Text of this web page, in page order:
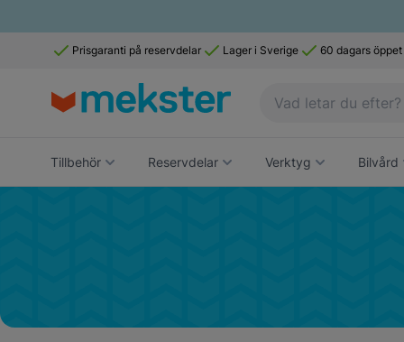
Prisgaranti på reservdelar Lager i Sverige 60 dagars
Tillbehör Reservdelar Verktyg Bilvård